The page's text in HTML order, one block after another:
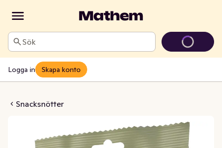
Sök
Logga in Skapa konto
Snacksnötter
& Saltade